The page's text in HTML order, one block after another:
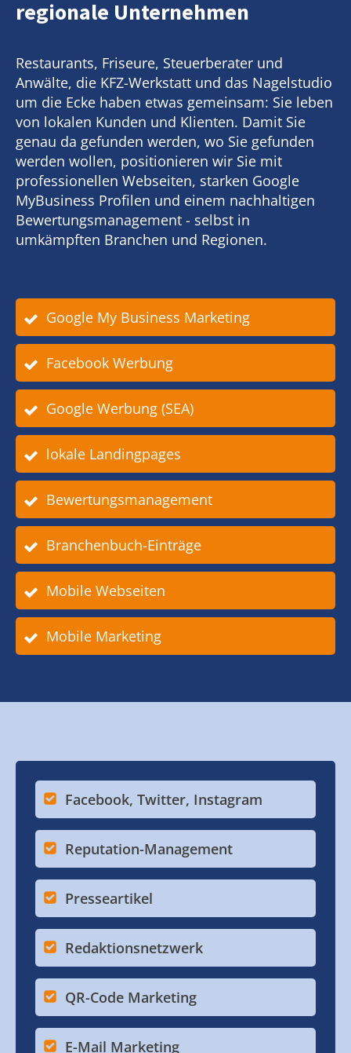
regionale Unternehmen
Restaurants, Friseure, Steuerberater und
Anwälte, die KFZ-Werkstatt und das Nagelstudio
um die Ecke haben etwas gemeinsam: Sie leben
von lokalen Kunden und Klienten. Damit Sie
genau da gefunden werden, wo Sie gefunden
werden wollen, positionieren wir Sie mit
professionellen Webseiten, starken Google
MyBusiness Profilen und einem nachhaltigen
Bewertungsmanagement - selbst in
umkämpften Branchen und Regionen.
Google My Business Marketing
Facebook Werbung
Google Werbung (SEA)
lokale Landingpages
Bewertungsmanagement
Branchenbuch-Einträge
Mobile Webseiten
Mobile Marketing
Facebook, Twitter, Instagram
Reputation-Management
Presseartikel
Redaktionsnetzwerk
QR-Code Marketing
E-Mail Marketing